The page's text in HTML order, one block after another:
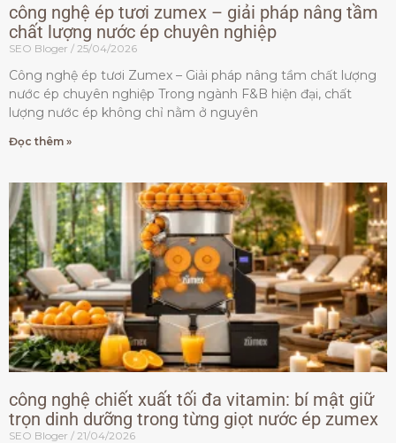
công nghệ ép tươi zumex – giải pháp nâng tầm
chất lượng nước ép chuyên nghiệp
SEO Bloger 25/04/2026
Công nghệ ép tươi Zumex – Giải pháp nâng tầm chất lượng
nước ép chuyên nghiệp Trong ngành F&B hiện đại, chất
lượng nước ép không chỉ nằm ở nguyên
Đọc thêm »
công nghệ chiết xuất tối đa vitamin: bí mật giữ
trọn dinh dưỡng trong từng giọt nước ép zumex
SEO Bloger 21/04/2026